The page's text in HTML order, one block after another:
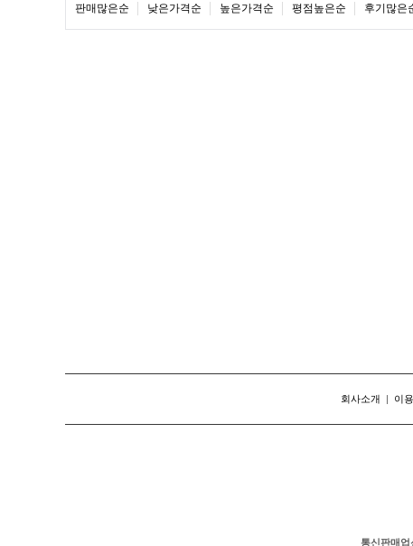
판매많은순 낮은가격순 높은가격순 평점높은순 후기많은
회사소개 | 이
통신판매업